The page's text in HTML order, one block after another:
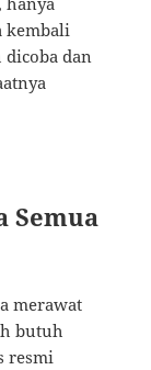
kembali
dicoba dan
Semua
merawat
butuh
resmi